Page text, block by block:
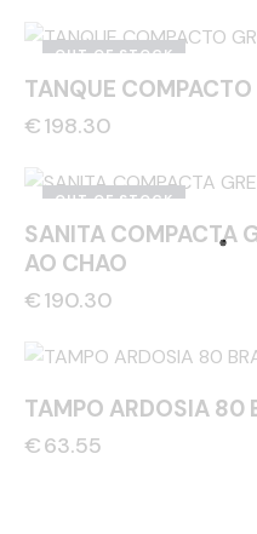
OUT OF STOCK
TANQUE
€198.30
OUT OF STOCK
SANITA COMPACTA
AO CHAO
€190.30
TAMPO ARDOSIA 80
€63.55